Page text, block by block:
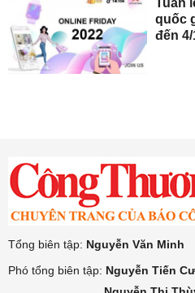
Tuần
quốc
đến 4/
Tổng biên tập: Nguyễn Văn Minh
Phó tổng biên tập: Nguyễn Tiến